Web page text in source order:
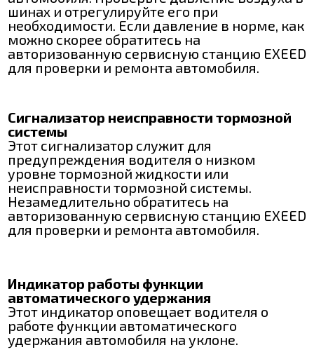
шинах и отрегулируйте его при
необходимости. Если давление в норме, как
можно скорее обратитесь на
авторизованную сервисную станцию EXEED
для проверки и ремонта автомобиля.
Сигнализатор неисправности тормозной
системы
Этот сигнализатор служит для
предупреждения водителя о низком
уровне тормозной жидкости или
неисправности тормозной системы.
Незамедлительно обратитесь на
авторизованную сервисную станцию EXEED
для проверки и ремонта автомобиля.
Индикатор работы функции
автоматического удержания
Этот индикатор оповещает водителя о
работе функции автоматического
удержания автомобиля на уклоне.